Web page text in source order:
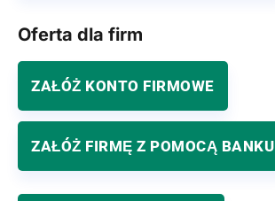
Oferta dla firm
ZAŁÓŻ KONTO FIRMOWE
ZAŁÓŻ FIRMĘ Z POMOCĄ BANKU